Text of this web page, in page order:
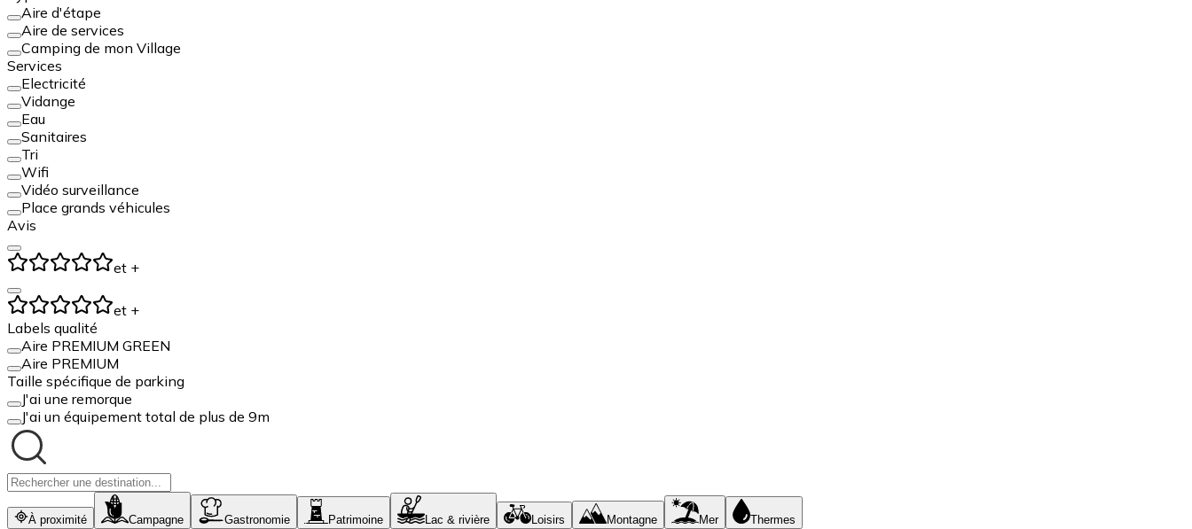
Aire d'étape
Aire de services
Camping de mon Village
Services
Electricité
Vidange
Eau
Sanitaires
Tri
Wifi
Vidéo surveillance
Place grands véhicules
Avis
et +
et +
Labels qualité
Aire PREMIUM GREEN
Aire PREMIUM
Taille spécifique de parking
J'ai une remorque
J'ai un équipement total de plus de 9m
À proximité Campagne Gastronomie Patrimoine Lac & rivière Loisirs Montagne Mer Thermes